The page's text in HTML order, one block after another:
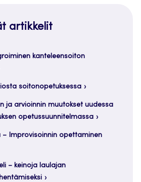
artikkelit
kanteleensoiton
soitonopetuksessa
ja arvioinnin muutokset uudessa
opetussuunnitelmassa
– Improvisoinnin opettaminen
– keinoja laulajan